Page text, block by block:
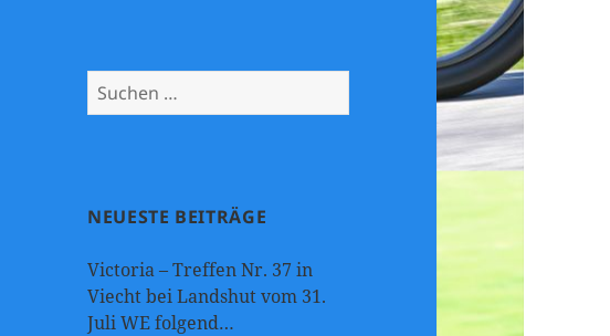
Suchen
nach:
NEUESTE BEITRÄGE
Victoria – Treffen Nr. 37 in
Viecht bei Landshut vom 31.
Juli WE folgend…